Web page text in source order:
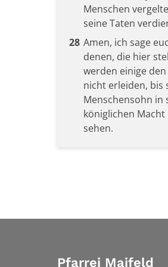
Menschen
seine Taten
28 Amen, ich sage
denen, die hier
werden einige den
nicht erleiden, bis
Menschensohn in
königlichen
sehen.
Pfarrei Maifeld